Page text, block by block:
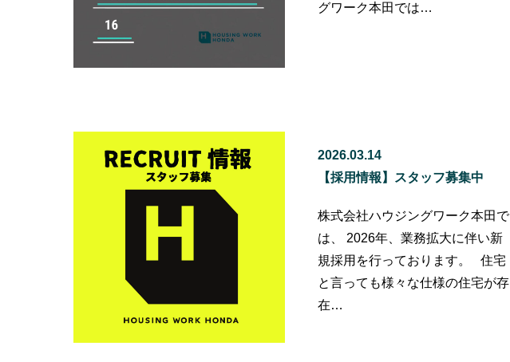
グワーク本田では…
2026.03.14
【採用情報】スタッフ募集中
株式会社ハウジングワーク本田で
は、 2026年、業務拡大に伴い新
規採用を行っております。 住宅
と言っても様々な仕様の住宅が存
在…